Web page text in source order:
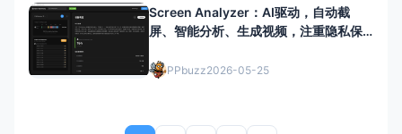
Screen Analyzer：AI驱动，自动截
屏、智能分析、生成视频，注重隐私保
PPbuzz2026-05-25